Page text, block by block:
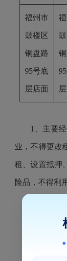
福州市
鼓楼区
铜盘路
95号底
层店面
1、主要
业，不得更改
租、设置抵押
险品，不得利
3、竞价